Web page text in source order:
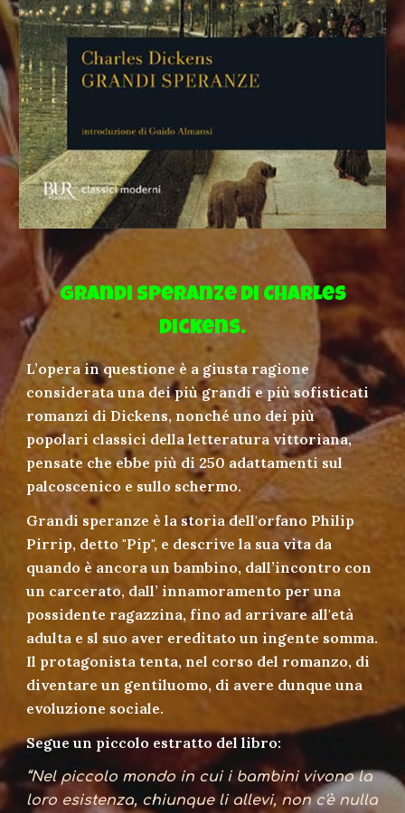
Grandi speranze di Charles
Dickens.
L’opera in questione è a giusta ragione
considerata una dei più grandi e più sofisticati
romanzi di Dickens, nonché uno dei più
popolari classici della letteratura vittoriana,
pensate che ebbe più di 250 adattamenti sul
palcoscenico e sullo schermo.
Grandi speranze è la storia dell'orfano Philip
Pirrip, detto "Pip", e descrive la sua vita da
quando è ancora un bambino, dall’incontro con
un carcerato, dall’ innamoramento per una
possidente ragazzina, fino ad arrivare all'età
adulta e sl suo aver ereditato un ingente somma.
Il protagonista tenta, nel corso del romanzo, di
diventare un gentiluomo, di avere dunque una
evoluzione sociale.
Segue un piccolo estratto del libro:
“Nel piccolo mondo in cui i bambini vivono la
loro esistenza, chiunque li allevi, non c'è nulla